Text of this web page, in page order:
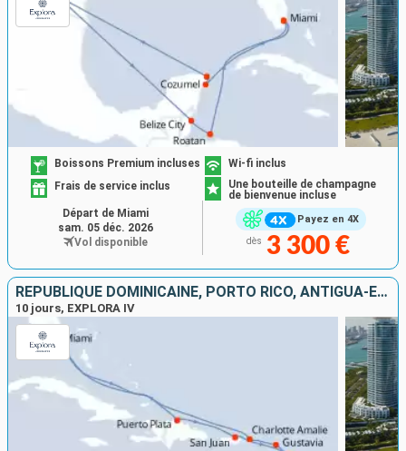
Payez en 4X
Boissons Premium incluses
Wi-fi inclus
Frais de service inclus
Une bouteille de champagne
de bienvenue incluse
dès 3 300 €
Départ de Miami
sam. 05 déc. 2026
Vol disponible
RÉPUBLIQUE DOMINICAINE, PORTO RICO, ANTIGUA-ET-BARBUDA, FRANCE, ÉTATS-UNIS
10 jours, EXPLORA IV